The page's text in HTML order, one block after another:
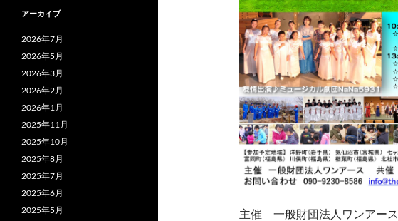
主催 一般財団法人ワンアース
アーカイブ
2026年7月
2026年5月
2026年3月
2026年2月
2026年1月
2025年11月
2025年10月
2025年8月
2025年7月
2025年6月
2025年5月